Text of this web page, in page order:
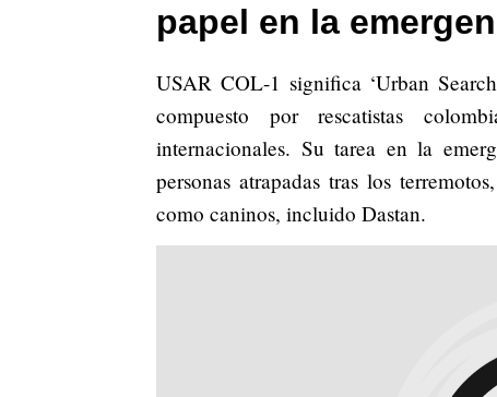
papel en la
USAR COL-1 significa ‘Urban
compuesto por rescatistas
internacionales. Su tarea en la
personas atrapadas tras los
como caninos, incluido Dastan.